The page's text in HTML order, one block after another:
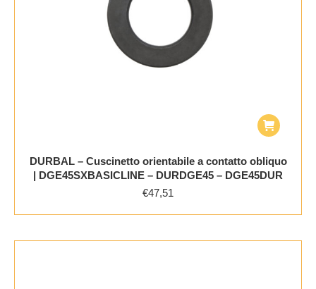
DURBAL – Cuscinetto orientabile a contatto obliquo
| DGE45SXBASICLINE – DURDGE45 – DGE45DUR
€47,51